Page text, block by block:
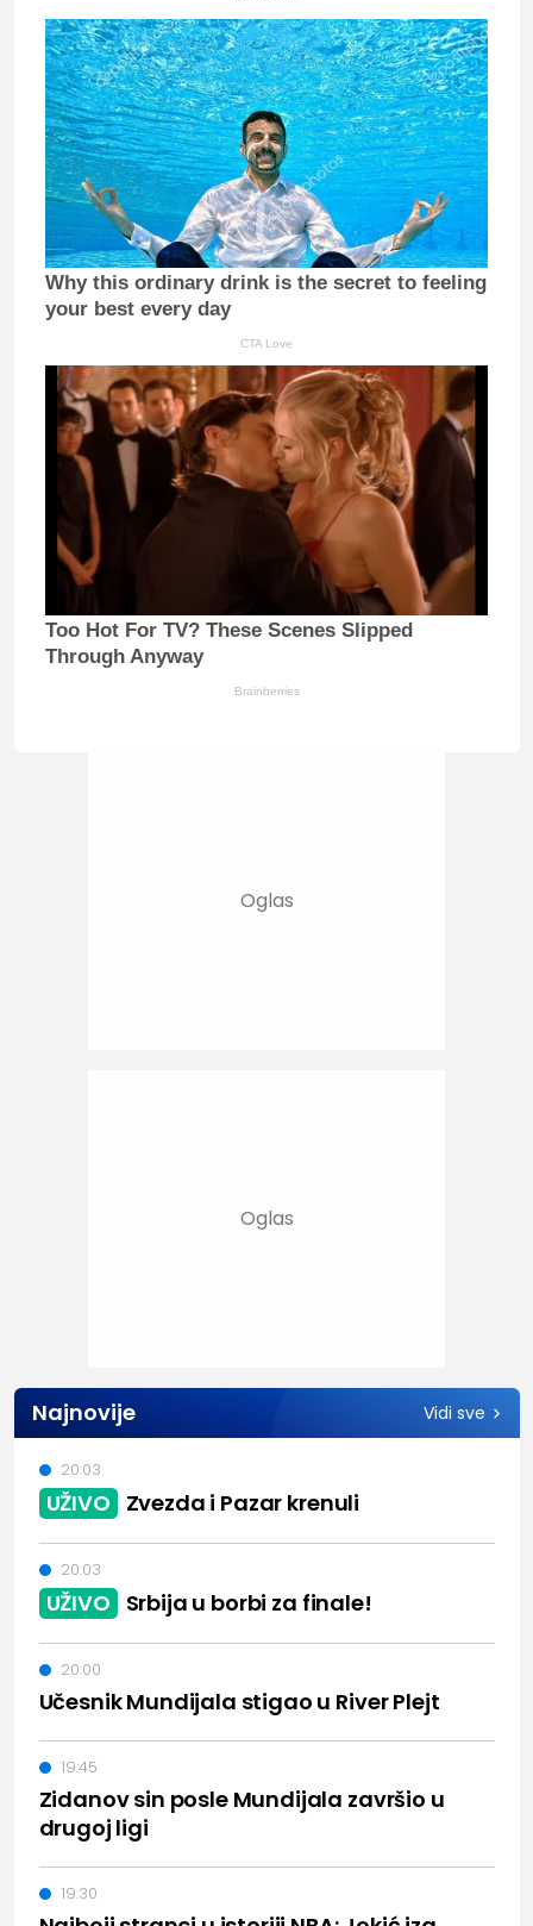
Why this ordinary drink is the secret to feeling
your best every day
CTA Love
Too Hot For TV? These Scenes Slipped
Through Anyway
Brainberries
Najnovije Vidi sve
UŽIVO Zvezda i Pazar krenuli
20:03
UŽIVO Srbija u borbi za finale!
20:03
Učesnik Mundijala stigao u River Plejt
20:00
Zidanov sin posle Mundijala završio u
drugoj ligi
19:45
19:30